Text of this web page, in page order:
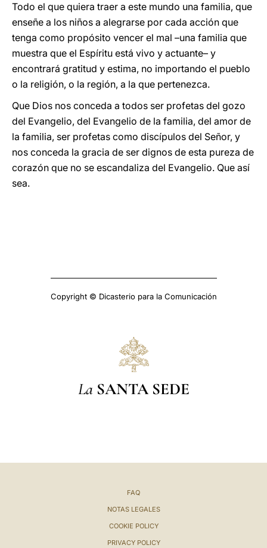
Todo el que quiera traer a este mundo una familia, que
enseñe a los niños a alegrarse por cada acción que
tenga como propósito vencer el mal –una familia que
muestra que el Espíritu está vivo y actuante– y
encontrará gratitud y estima, no importando el pueblo
o la religión, o la región, a la que pertenezca.
Que Dios nos conceda a todos ser profetas del gozo
del Evangelio, del Evangelio de la familia, del amor de
la familia, ser profetas como discípulos del Señor, y
nos conceda la gracia de ser dignos de esta pureza de
corazón que no se escandaliza del Evangelio. Que así
sea.
Copyright © Dicasterio para la Comunicación
La SANTA SEDE
FAQ
NOTAS LEGALES
COOKIE POLICY
PRIVACY POLICY